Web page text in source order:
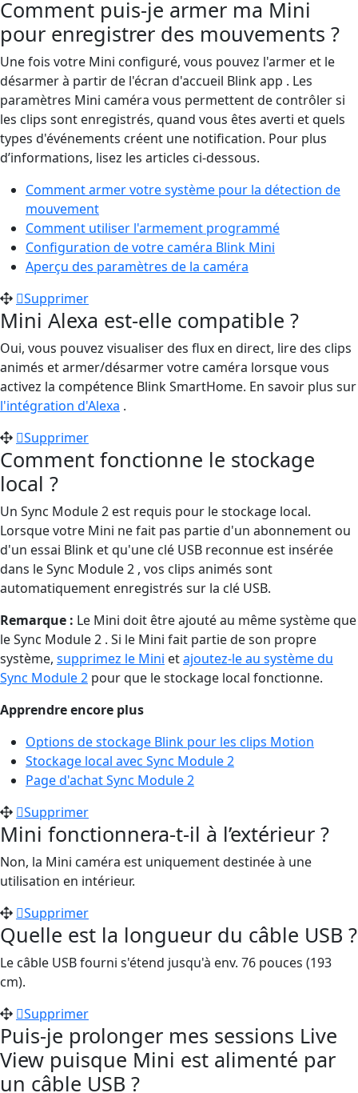
Comment puis-je armer ma Mini
pour enregistrer des mouvements ?
Une fois votre Mini configuré, vous pouvez l'armer et le
désarmer à partir de l'écran d'accueil Blink app . Les
paramètres Mini caméra vous permettent de contrôler si
les clips sont enregistrés, quand vous êtes averti et quels
types d'événements créent une notification. Pour plus
d’informations, lisez les articles ci-dessous.
Comment armer votre système pour la détection de
mouvement
Comment utiliser l'armement programmé
Configuration de votre caméra Blink Mini
Aperçu des paramètres de la caméra
Supprimer
Mini Alexa est-elle compatible ?
Oui, vous pouvez visualiser des flux en direct, lire des clips
animés et armer/désarmer votre caméra lorsque vous
activez la compétence Blink SmartHome. En savoir plus sur
l'intégration d'Alexa .
Supprimer
Comment fonctionne le stockage
local ?
Un Sync Module 2 est requis pour le stockage local.
Lorsque votre Mini ne fait pas partie d'un abonnement ou
d'un essai Blink et qu'une clé USB reconnue est insérée
dans le Sync Module 2 , vos clips animés sont
automatiquement enregistrés sur la clé USB.
Remarque : Le Mini doit être ajouté au même système que
le Sync Module 2 . Si le Mini fait partie de son propre
système, supprimez le Mini etajoutez-le au système du
Sync Module 2 pour que le stockage local fonctionne.
Apprendre encore plus
Options de stockage Blink pour les clips Motion
Stockage local avec Sync Module 2
Page d'achat Sync Module 2
Supprimer
Mini fonctionnera-t-il à l’extérieur ?
Non, la Mini caméra est uniquement destinée à une
utilisation en intérieur.
Supprimer
Quelle est la longueur du câble USB ?
Le câble USB fourni s'étend jusqu'à env. 76 pouces (193
cm).
Supprimer
Puis-je prolonger mes sessions Live
View puisque Mini est alimenté par
un câble USB ?